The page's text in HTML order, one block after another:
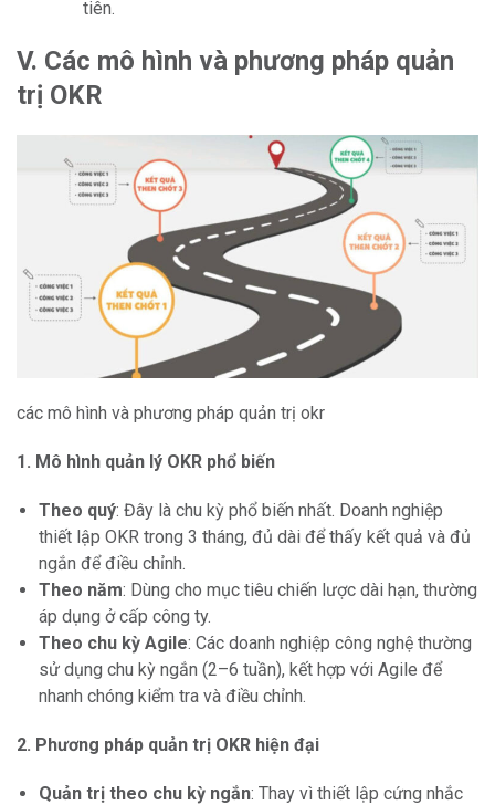
tiên.
V. Các mô hình và phương pháp quản
trị OKR
các mô hình và phương pháp quản trị okr
1. Mô hình quản lý OKR phổ biến
Theo quý: Đây là chu kỳ phổ biến nhất. Doanh nghiệp
thiết lập OKR trong 3 tháng, đủ dài để thấy kết quả và đủ
ngắn để điều chỉnh.
Theo năm: Dùng cho mục tiêu chiến lược dài hạn, thường
áp dụng ở cấp công ty.
Theo chu kỳ Agile: Các doanh nghiệp công nghệ thường
sử dụng chu kỳ ngắn (2–6 tuần), kết hợp với Agile để
nhanh chóng kiểm tra và điều chỉnh.
2. Phương pháp quản trị OKR hiện đại
Quản trị theo chu kỳ ngắn: Thay vì thiết lập cứng nhắc